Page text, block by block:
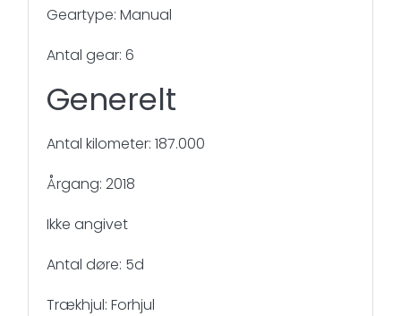
Geartype: Manual
Antal gear: 6
Generelt
Antal kilometer: 187.000
Årgang: 2018
Ikke angivet
Antal døre: 5d
Trækhjul: Forhjul